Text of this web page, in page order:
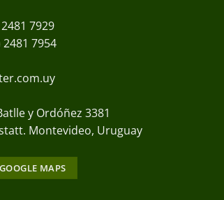
7929
2481 7954
y Ordóñez 3381
Montevideo, Uruguay
MAPS